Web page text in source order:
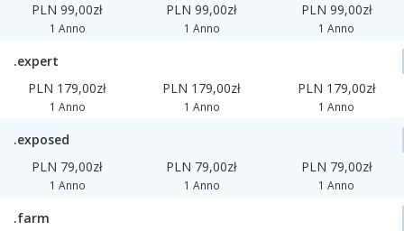
PLN 99,00zł
1 Anno
PLN 99,00zł
1 Anno
PLN 99,00zł
1 Anno
.expert
PLN 179,00zł
1 Anno
PLN 179,00zł
1 Anno
PLN 179,00zł
1 Anno
.exposed
PLN 79,00zł
1 Anno
PLN 79,00zł
1 Anno
PLN 79,00zł
1 Anno
.farm